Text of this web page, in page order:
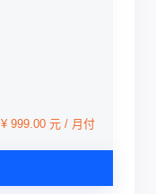
¥ 999.00 元 / 月付